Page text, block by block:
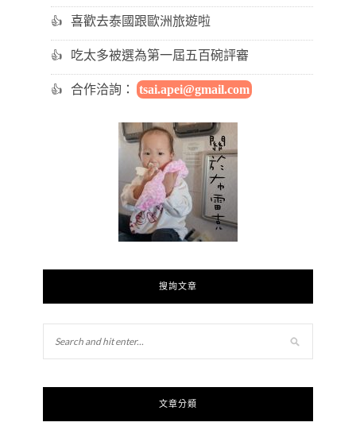
喜歡去泰國跟歐洲旅遊啦
吃太多被選為第一屆五百碗評審
合作洽詢： tsai.apei@gmail.com
搜詢文章
文章分類